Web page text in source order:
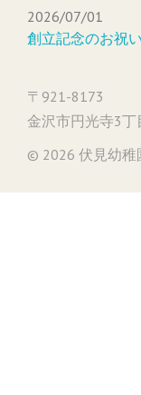
2026/07/01
創立記念のお祝
〒921-8173
金沢市円光寺3
© 2026 伏見幼稚